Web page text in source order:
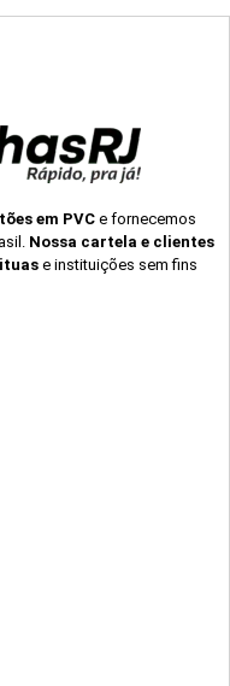
em PVC e fornecemos
Nossa cartela e clientes
e instituições sem fins